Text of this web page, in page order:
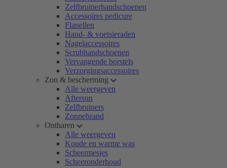
Zelfbruinerhandschoenen
Accessoires pedicure
Flanellen
Hand- & voetsieraden
Nagelaccessoires
Scrubhandschoenen
Vervangende borstels
Verzorgingsaccessoires
Zon & bescherming
Alle weergeven
Aftersun
Zelfbruiners
Zonnebrand
Ontharen
Alle weergeven
Koude en warme was
Scheermesjes
Scheeronderhoud